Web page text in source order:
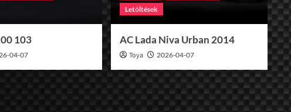
103
04-07
Letöltések
AC Lada Niva Urban 2014
Toya 2026-04-07